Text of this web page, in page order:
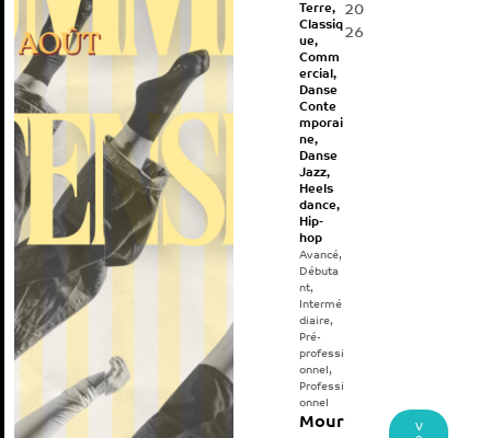
Terre,
Classiq
ue,
Comm
ercial ,
Danse
Conte
mporai
ne,
Danse
Jazz,
Heels
dance,
Hip-
hop
Avancé,
Débuta
nt,
Intermé
diaire,
Pré-
professi
onnel ,
Professi
onnel
Mour
20
26
V